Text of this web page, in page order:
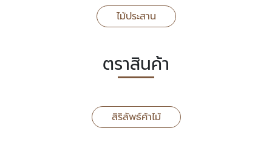
ไม้ประสาน
ตราสินค้า
สิริลัพธ์ค้าไม้